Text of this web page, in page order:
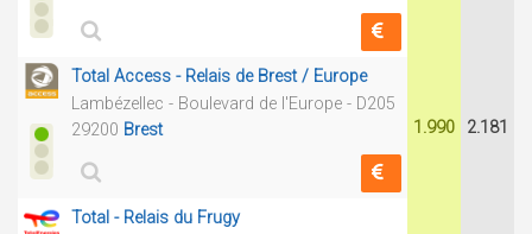
Total Access - Relais de Brest / Europe
Lambézellec - Boulevard de l'Europe - D205
29200 Brest 1.990 2.181
Total - Relais du Frugy